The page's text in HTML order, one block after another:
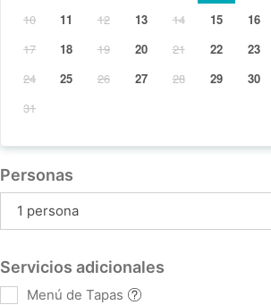
10
11 12 13 14 15
16
17
18 19 20 21 22
23
24
25 26 27 28 29
30
31
Personas
1 persona
Servicios adicionales
Menú de Tapas